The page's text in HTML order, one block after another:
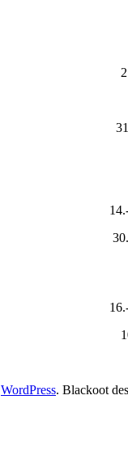
WordPress. Blackoot